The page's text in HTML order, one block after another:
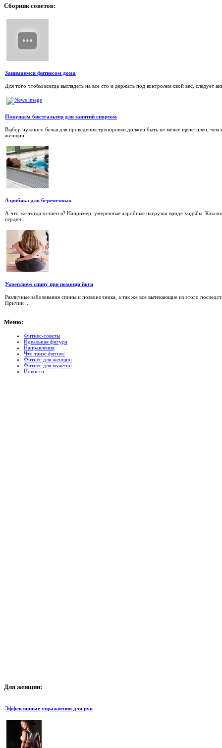
Сборниксоветов:
Занимаемся фитнесом дома
Для того чтобы всегда выглядеть на все сто и держать под контролем свой вес,
Покупаем бюстгальтер для занятий спортом
Выбор нужного белья для проведения тренировки должен быть не менее щепетилен,
женщин...
Аэробика для беременных
А что же тогда остается? Например, умеренные аэробные нагрузки вроде ходьбы.
сердеч...
Укрепляем спину при помощи йоги
Различные заболевания спины и позвоночника, а так же все вытекающие из этого
Причин ...
Меню:
Фитнес-советы
Идеальная фигура
Направления
Что такое фитнес
Фитнес для женщин
Фитнес для мужчин
Новости
Для женщин:
Эффективные упражнения для рук